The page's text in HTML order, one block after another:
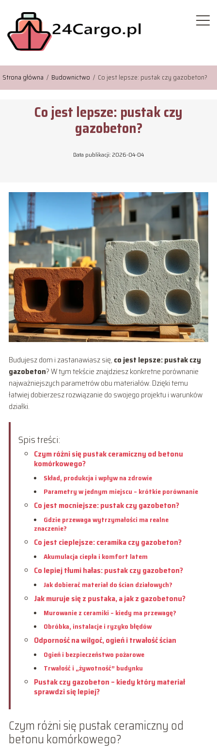
Strona główna / Budownictwo / Co jest lepsze: pustak czy gazobeton?
Co jest lepsze: pustak czy
gazobeton?
Data publikacji: 2026-04-04
Budujesz dom i zastanawiasz się, co jest lepsze: pustak czy
gazobeton? W tym tekście znajdziesz konkretne porównanie
najważniejszych parametrów obu materiałów. Dzięki temu
łatwiej dobierzesz rozwiązanie do swojego projektu i warunków
działki.
Spis treści:
Czym różni się pustak ceramiczny od betonu
komórkowego?
Skład, produkcja i wpływ na zdrowie
Parametry w jednym miejscu – krótkie porównanie
Co jest mocniejsze: pustak czy gazobeton?
Gdzie przewaga wytrzymałości ma realne
znaczenie?
Co jest cieplejsze: ceramika czy gazobeton?
Akumulacja ciepła i komfort latem
Co lepiej tłumi hałas: pustak czy gazobeton?
Jak dobierać materiał do ścian działowych?
Jak muruje się z pustaka, a jak z gazobetonu?
Murowanie z ceramiki – kiedy ma przewagę?
Obróbka, instalacje i ryzyko błędów
Odporność na wilgoć, ogień i trwałość ścian
Ogień i bezpieczeństwo pożarowe
Trwałość i „żywotność” budynku
Pustak czy gazobeton – kiedy który materiał
sprawdzi się lepiej?
Czym różni się pustak ceramiczny od
betonu komórkowego?